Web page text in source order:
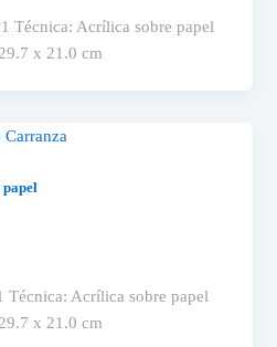
Técnica: Acrílica sobre papel
x 21.0 cm
papel
Técnica: Acrílica sobre papel
x 21.0 cm